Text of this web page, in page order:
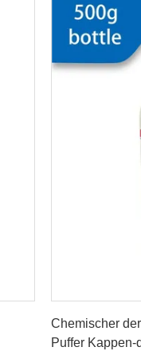
Chemischer
Puffer Kappen-